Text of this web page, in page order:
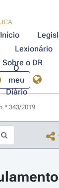
Início
Lexionário
Sobre o DR
O
meu
Diário
343/2019